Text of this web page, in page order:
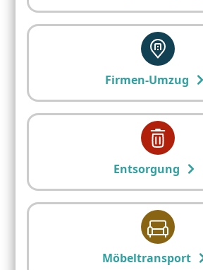
Firmen-Umzug
Entsorgung
Möbeltransport